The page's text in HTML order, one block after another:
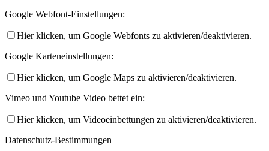
Google Webfont-Einstellungen:
Hier klicken, um Google Webfonts zu aktivieren/deaktivieren.
Google Karteneinstellungen:
Hier klicken, um Google Maps zu aktivieren/deaktivieren.
Vimeo und Youtube Video bettet ein:
Hier klicken, um Videoeinbettungen zu aktivieren/deaktivieren.
Datenschutz-Bestimmungen